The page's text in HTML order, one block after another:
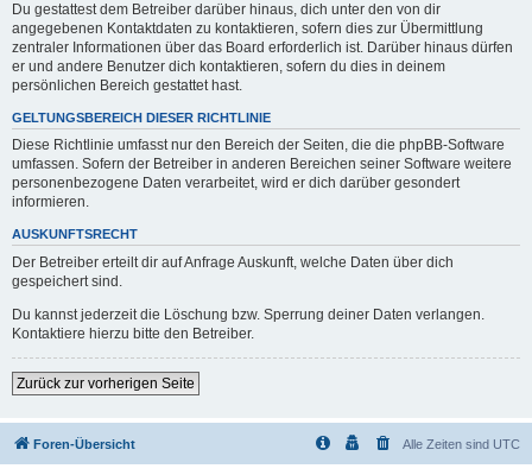
Du gestattest dem Betreiber darüber hinaus, dich unter den von dir
angegebenen Kontaktdaten zu kontaktieren, sofern dies zur Übermittlung
zentraler Informationen über das Board erforderlich ist. Darüber hinaus dürfen
er und andere Benutzer dich kontaktieren, sofern du dies in deinem
persönlichen Bereich gestattet hast.
GELTUNGSBEREICH DIESER RICHTLINIE
Diese Richtlinie umfasst nur den Bereich der Seiten, die die phpBB-Software
umfassen. Sofern der Betreiber in anderen Bereichen seiner Software weitere
personenbezogene Daten verarbeitet, wird er dich darüber gesondert
informieren.
AUSKUNFTSRECHT
Der Betreiber erteilt dir auf Anfrage Auskunft, welche Daten über dich
gespeichert sind.
Du kannst jederzeit die Löschung bzw. Sperrung deiner Daten verlangen.
Kontaktiere hierzu bitte den Betreiber.
Zurück zur vorherigen Seite
Foren-Übersicht Alle Zeiten sind UTC